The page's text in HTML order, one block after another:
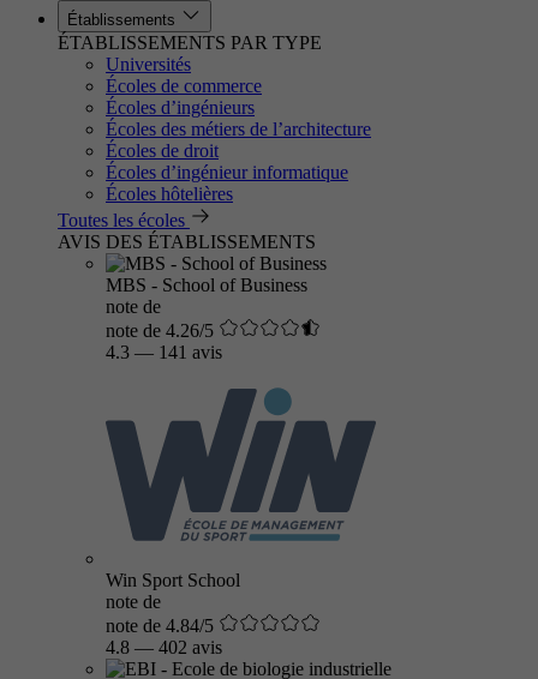
Établissements
ÉTABLISSEMENTS PAR TYPE
Universités
Écoles de commerce
Écoles d’ingénieurs
Écoles des métiers de l’architecture
Écoles de droit
Écoles d’ingénieur informatique
Écoles hôtelières
Toutes les écoles
AVIS DES ÉTABLISSEMENTS
MBS - School of Business
note de
note de 4.26/5
4.3 — 141 avis
Win Sport School
note de
note de 4.84/5
4.8 — 402 avis